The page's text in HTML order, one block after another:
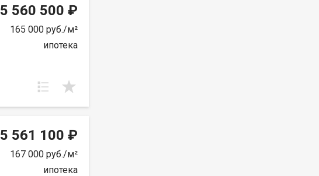
5 560 500 ₽
165 000 руб./м²
ипотека
5 561 100 ₽
167 000 руб./м²
ипотека